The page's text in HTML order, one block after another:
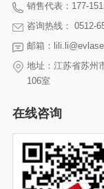
销售代表：177-
咨询热线： 0512-
邮箱：
地址：江苏省苏州
106室
在线咨询